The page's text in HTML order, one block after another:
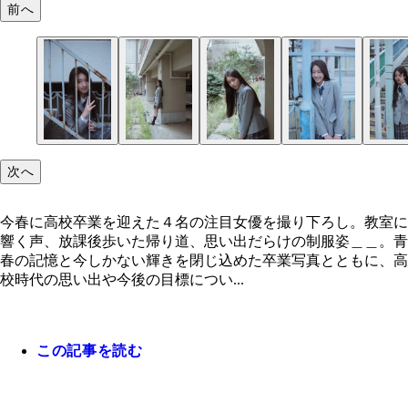
前へ
次へ
今春に高校卒業を迎えた４名の注目女優を撮り下ろし。教室に
響く声、放課後歩いた帰り道、思い出だらけの制服姿＿＿。青
春の記憶と今しかない輝きを閉じ込めた卒業写真とともに、高
校時代の思い出や今後の目標につい...
この記事を読む